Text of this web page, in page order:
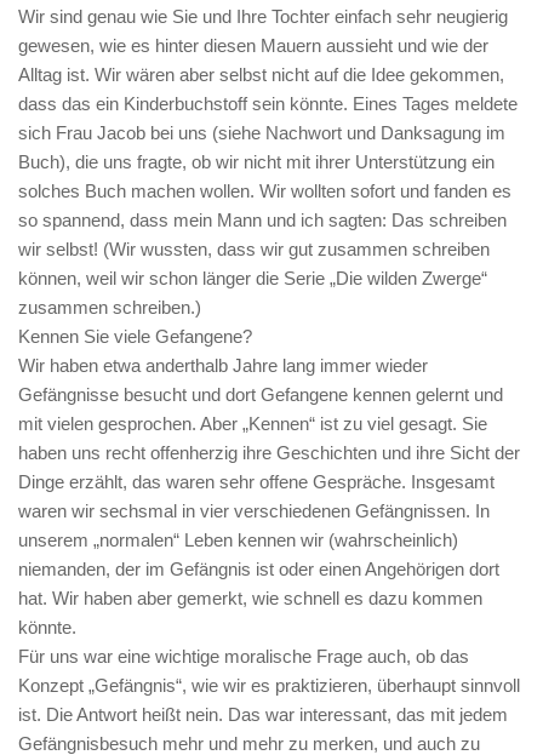
Wir sind genau wie Sie und Ihre Tochter einfach sehr neugierig
gewesen, wie es hinter diesen Mauern aussieht und wie der
Alltag ist. Wir wären aber selbst nicht auf die Idee gekommen,
dass das ein Kinderbuchstoff sein könnte. Eines Tages meldete
sich Frau Jacob bei uns (siehe Nachwort und Danksagung im
Buch), die uns fragte, ob wir nicht mit ihrer Unterstützung ein
solches Buch machen wollen. Wir wollten sofort und fanden es
so spannend, dass mein Mann und ich sagten: Das schreiben
wir selbst! (Wir wussten, dass wir gut zusammen schreiben
können, weil wir schon länger die Serie „Die wilden Zwerge“
zusammen schreiben.)
Kennen Sie viele Gefangene?
Wir haben etwa anderthalb Jahre lang immer wieder
Gefängnisse besucht und dort Gefangene kennen gelernt und
mit vielen gesprochen. Aber „Kennen“ ist zu viel gesagt. Sie
haben uns recht offenherzig ihre Geschichten und ihre Sicht der
Dinge erzählt, das waren sehr offene Gespräche. Insgesamt
waren wir sechsmal in vier verschiedenen Gefängnissen. In
unserem „normalen“ Leben kennen wir (wahrscheinlich)
niemanden, der im Gefängnis ist oder einen Angehörigen dort
hat. Wir haben aber gemerkt, wie schnell es dazu kommen
könnte.
Für uns war eine wichtige moralische Frage auch, ob das
Konzept „Gefängnis“, wie wir es praktizieren, überhaupt sinnvoll
ist. Die Antwort heißt nein. Das war interessant, das mit jedem
Gefängnisbesuch mehr und mehr zu merken, und auch zu